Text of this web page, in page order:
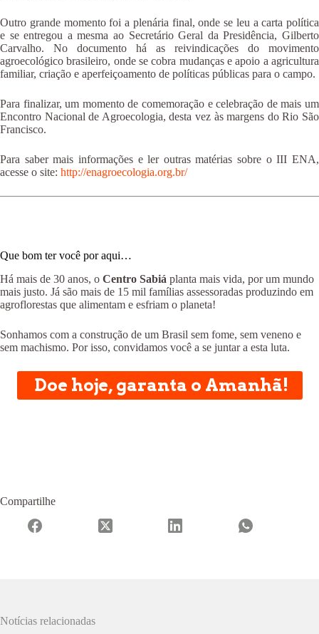
Outro grande momento foi a plenária final, onde se leu a carta política
e se entregou a mesma ao Secretário Geral da Presidência, Gilberto
Carvalho. No documento há as reivindicações do movimento
agroecológico brasileiro, onde se cobra mudanças e apoio a agricultura
familiar, criação e aperfeiçoamento de políticas públicas para o campo.
Para finalizar, um momento de comemoração e celebração de mais um
Encontro Nacional de Agroecologia, desta vez às margens do Rio São
Francisco.
Para saber mais informações e ler outras matérias sobre o III ENA,
acesse o site: http://enagroecologia.org.br/
Que bom ter você por aqui…
Há mais de 30 anos, o Centro Sabiá planta mais vida, por um mundo
mais justo. Já são mais de 15 mil famílias assessoradas produzindo em
agroflorestas que alimentam e esfriam o planeta!
Sonhamos com a construção de um Brasil sem fome, sem veneno e
sem machismo. Por isso, convidamos você a se juntar a esta luta.
Doe hoje, garanta o Amanhã!
Compartilhe
Notícias relacionadas